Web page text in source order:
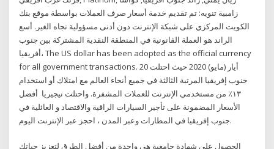
زامبية تنويه: تم تقديم خدمة أسعار صرف العملات بواسطة موقع بنك
الكويت المركزي على شبكة الإنترنت دون أدنى مسؤولية تجاه الغير. أسع
الراند هو العملة القانونية في المنطقة النقدية المشتركة بين جنوب
أفريقيا، The US dollar has been adopted as the official currency
for all government transactions. 20 أيار (مايو) 2020 حيث احتلت
جنوب إفريقيا المرتبة الثالثة في جميع أنحاء العالم مع امتلاك أو استخدام
١٣٪ من مستخدمي الإنترنت للعملات المشفرة. واحتلت نيجيريا أفضل
الأسعار المضمونة على تأجير السيارات الراقية والاقتصاد و العائلية في
جنوب إفريقيا في المطارات وعبر المدن ، احجز عبر الإنترنت اليوم.
الحصول على شهادة جامعية هي واحدة من أفضل الطرق لتعزيز حياتك